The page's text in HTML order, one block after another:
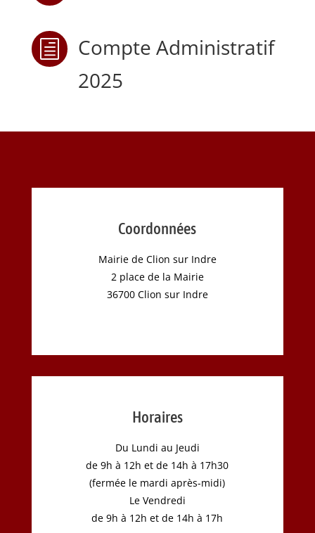
h
Compte Administratif
2025
Coordonnées
Mairie de Clion sur Indre
2 place de la Mairie
36700 Clion sur Indre
Horaires
Du Lundi au Jeudi
de 9h à 12h et de 14h à 17h30
(fermée le mardi après-midi)
Le Vendredi
de 9h à 12h et de 14h à 17h